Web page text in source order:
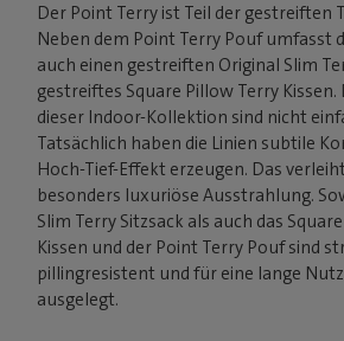
Der Point Terry ist Teil der gestreiften
Neben dem Point Terry Pouf umfasst
auch einen gestreiften Original Slim
gestreiftes Square Pillow Terry Kissen.
dieser Indoor-Kollektion sind nicht
Tatsächlich haben die Linien subtile
Hoch-Tief-Effekt erzeugen. Das
besonders luxuriöse Ausstrahlung.
Slim Terry Sitzsack als auch das
Kissen und der Point Terry Pouf sind
pillingresistent und für eine lange
ausgelegt.